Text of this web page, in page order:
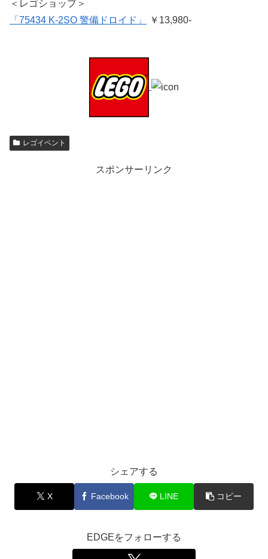
＜レゴショップ＞
「75434 K-2SO 警備ドロイド」
￥13,980-
レゴイベント
スポンサーリンク
シェアする
X Facebook LINE コピー
EDGEをフォローする